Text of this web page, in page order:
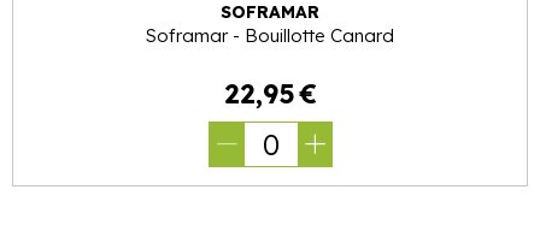
SOFRAMAR
Soframar - Bouillotte Canard
22,95€
0